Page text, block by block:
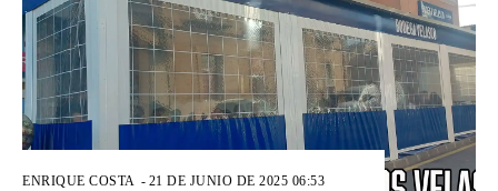
ENRIQUE COSTA - 21 DE JUNIO DE 2025 06:53